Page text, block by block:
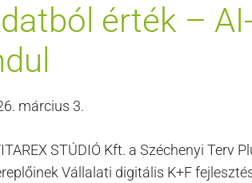
érték –
március 3.
STÚDIÓ Kft. a Széchenyi Terv
Vállalati digitális K+F